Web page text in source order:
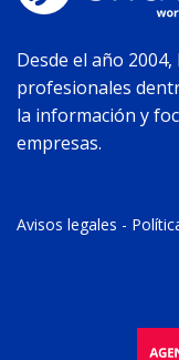
Desde el año
profesionales
la información y
empresas.
Avisos legales -